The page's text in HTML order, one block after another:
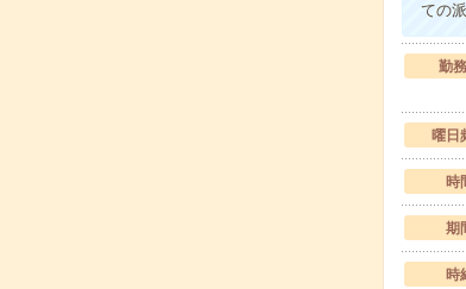
ての
勤
曜日
時
期
時